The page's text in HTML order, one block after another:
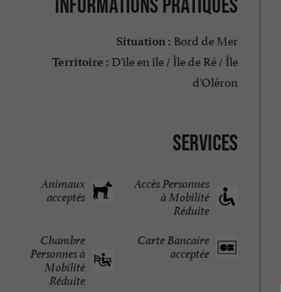
Situation : Bord de Mer
Territoire : D'île en île / Île de Ré / Île
d'Oléron
Services
Accès Personnes
à Mobilité
Réduite
Animaux
acceptés
Carte Bancaire
acceptée
Chambre
Personnes à
Mobilité
Réduite